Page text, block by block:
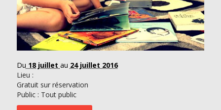
Du 18 juillet au 24 juillet 2016
Lieu :
Gratuit sur réservation
Public : Tout public